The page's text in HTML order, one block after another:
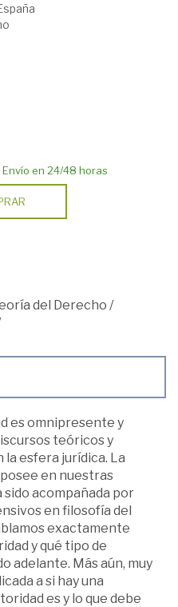
en 24/48 horas
del Derecho /
es omnipresente y
teóricos y
esfera jurídica. La
en nuestras
sido acompañada por
en filosofía del
exactamente
y qué tipo de
adelante. Más aún, muy
a si hay una
es y lo que debe